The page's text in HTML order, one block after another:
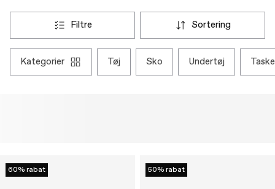
filtre sortering
kategorier tøj sko undertøj
60% rabat 50% rabat